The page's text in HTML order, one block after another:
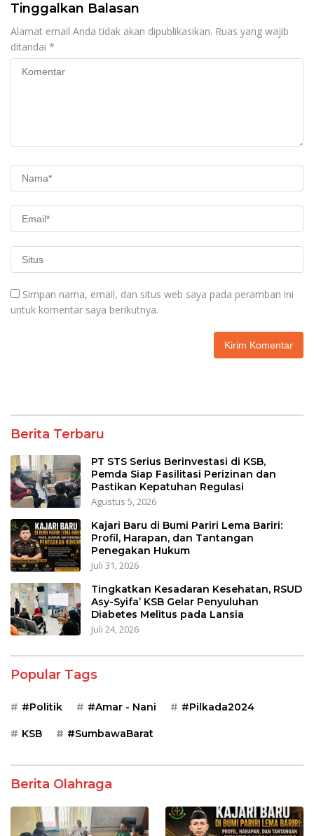
Tinggalkan Balasan
Alamat email Anda tidak akan dipublikasikan. Ruas yang wajib
ditandai *
Simpan nama, email, dan situs web saya pada peramban ini
untuk komentar saya berikutnya.
Berita Terbaru
PT STS Serius Berinvestasi di KSB,
Pemda Siap Fasilitasi Perizinan dan
Pastikan Kepatuhan Regulasi
Agustus 5, 2026
Kajari Baru di Bumi Pariri Lema Bariri:
Profil, Harapan, dan Tantangan
Penegakan Hukum
Juli 31, 2026
Tingkatkan Kesadaran Kesehatan, RSUD
Asy-Syifa’ KSB Gelar Penyuluhan
Diabetes Melitus pada Lansia
Juli 24, 2026
Popular Tags
#Politik #Amar - Nani #Pilkada2024
KSB #SumbawaBarat
Berita Olahraga